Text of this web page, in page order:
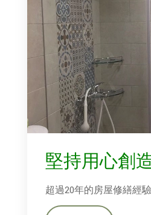
堅持用心創
超過20年的房屋修繕經